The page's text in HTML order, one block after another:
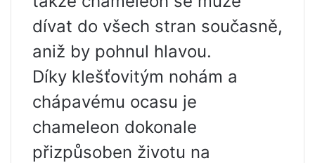
dívat do všech stran současně,
aniž by pohnul hlavou.
Díky klešťovitým nohám a
chápavému ocasu je
chameleon dokonale
přizpůsoben životu na